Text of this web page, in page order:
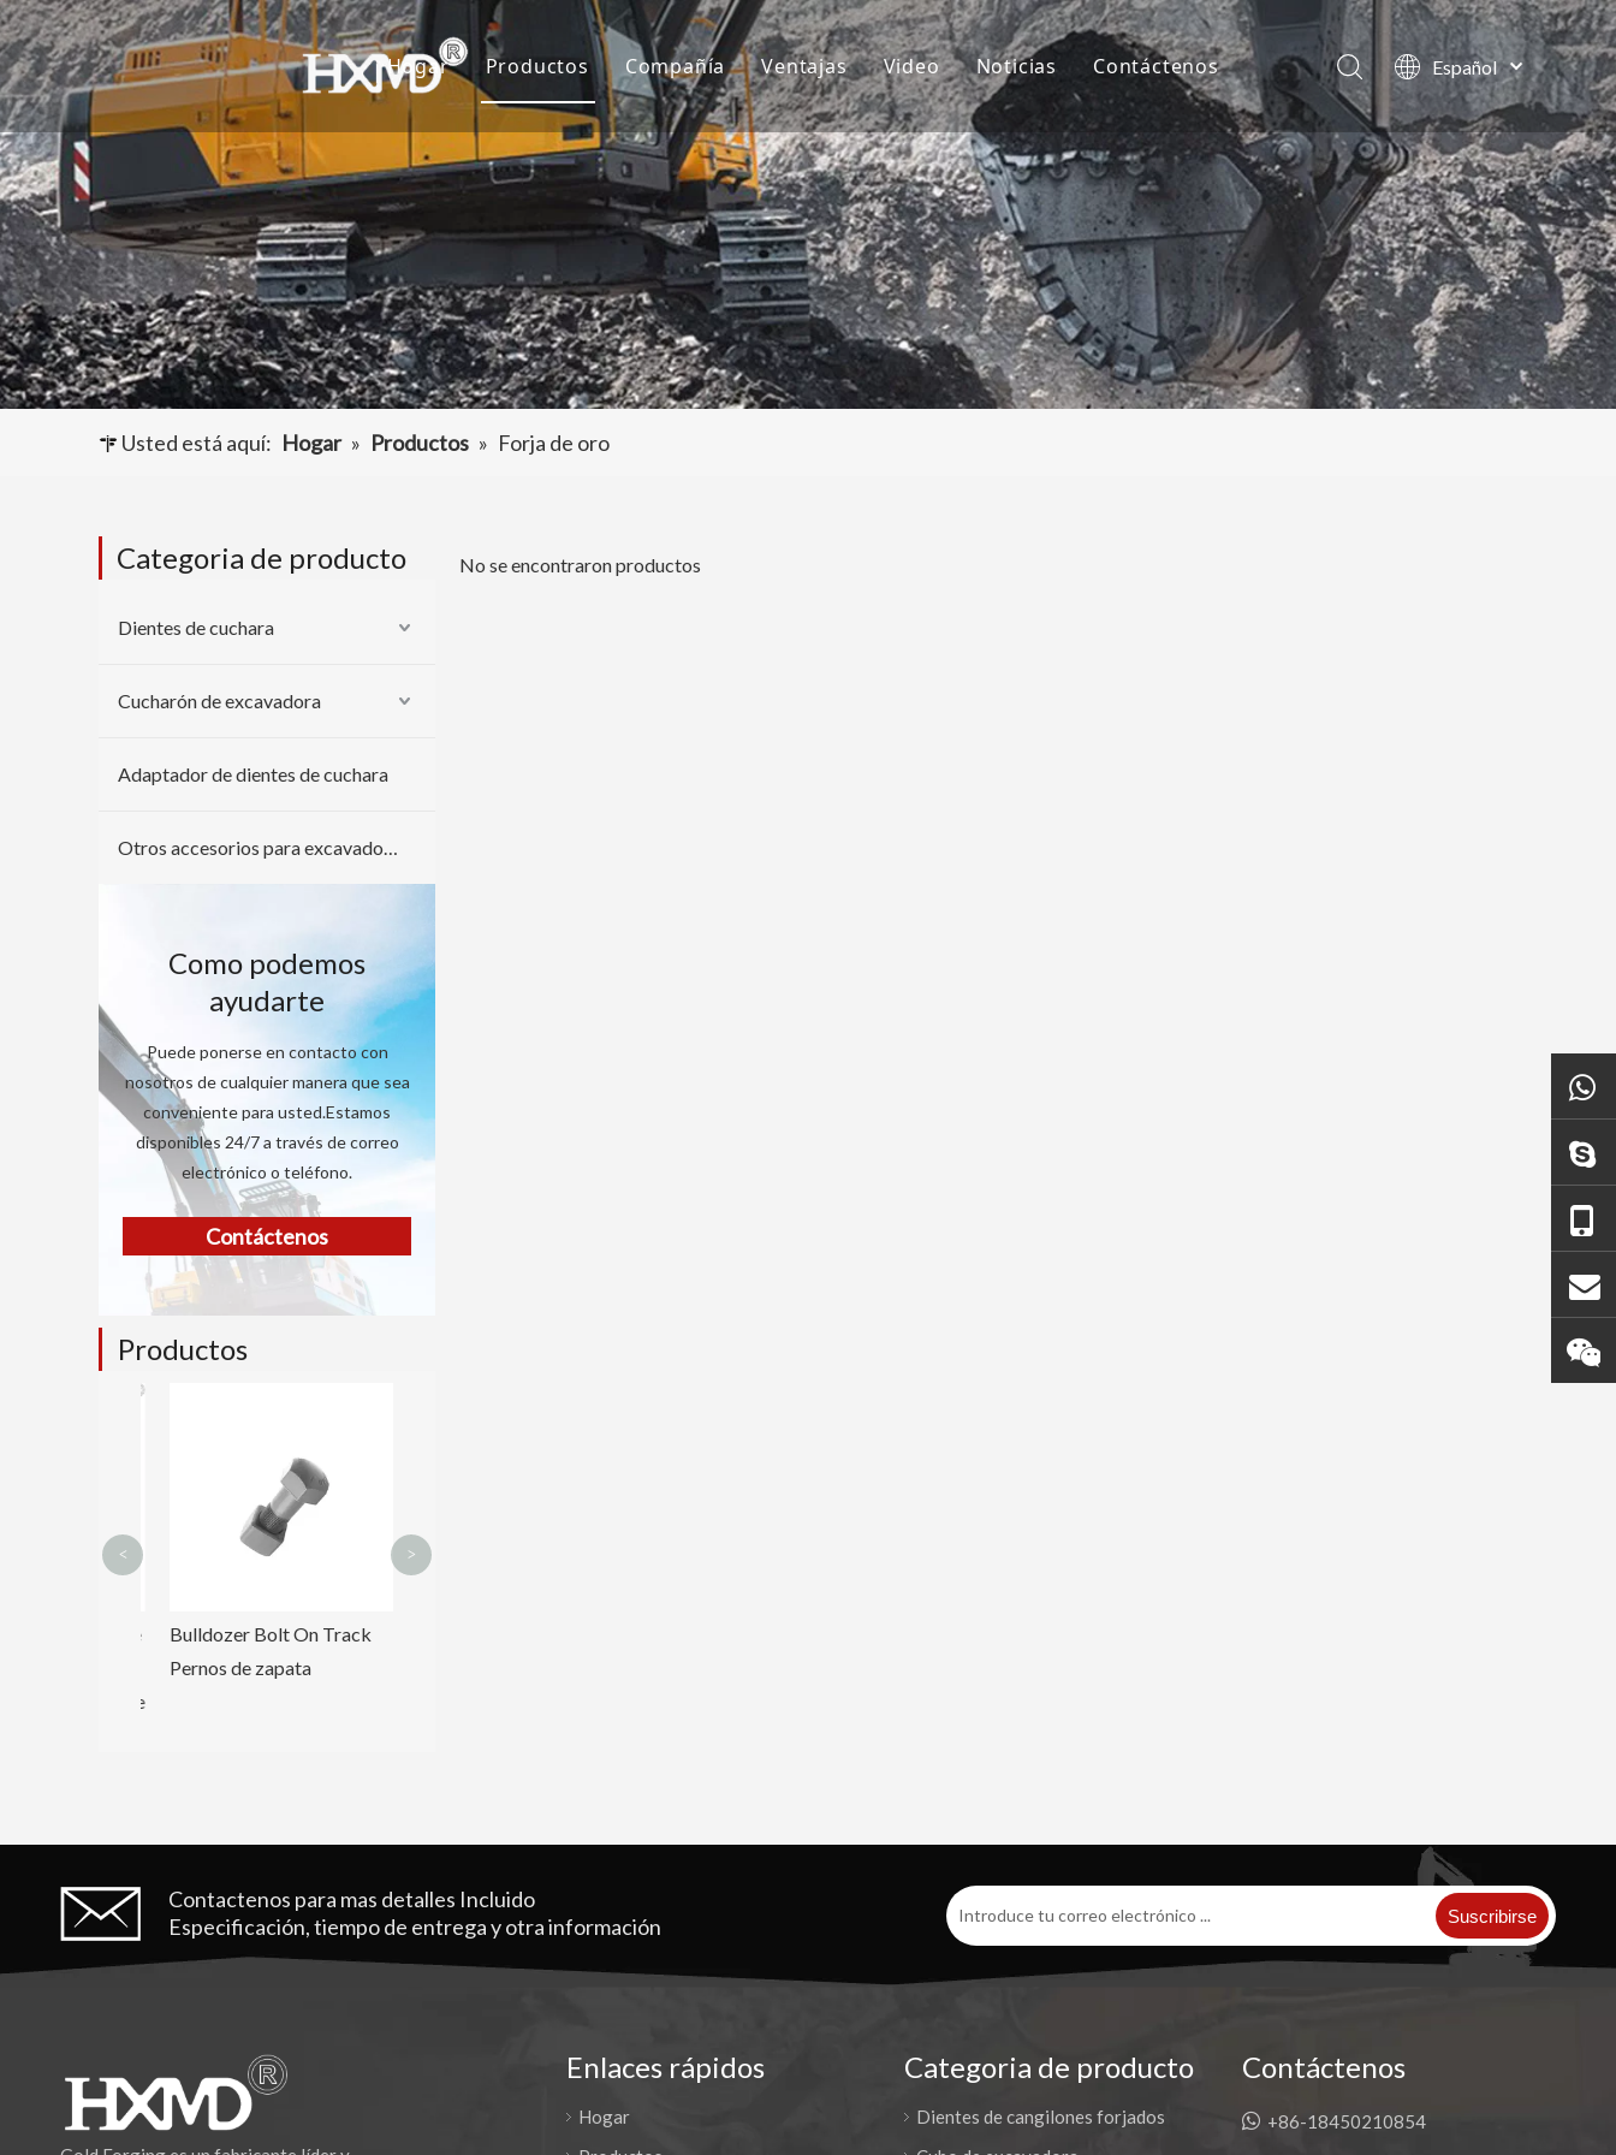
Hogar Productos
Dientes de cubo
Cubo de excavadora
Adaptador de dientes de cubo
Otros accesorios para excavadoras
Compañía
Sobre nosotros
Cultura
Preguntas más frecuentes
Ventajas
I+D
Producción
Servicio
Video Noticias
Noticias de la compañía
Proyectos
Contáctenos
Español
English
العربية
Français
Pусский
Português
Usted está aquí: Hogar » Productos » Forja de oro
Categoria de producto
Dientes de cuchara
Cucharón de excavadora
Adaptador de dientes de cuchara
Otros accesorios para excavadoras
Como podemos
ayudarte
Puede ponerse en contacto con
nosotros de cualquier manera que sea
conveniente para usted.Estamos
disponibles 24/7 a través de correo
electrónico o teléfono.
Contáctenos
Productos
Bulldozer Bolt On Track
Pernos de zapata
< >
No se encontraron productos
Contactenos para mas detalles Incluido
Especificación, tiempo de entrega y otra información
Suscribirse
Enlaces rápidos
Hogar
Categoria de producto
Dientes de cangilones forjados
Contáctenos
 +86-18450210854